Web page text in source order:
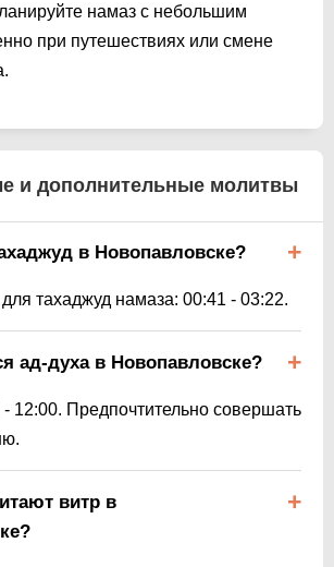
намаз с небольшим
при путешествиях или смене
и дополнительные молитвы
в Новопавловске?
тахаджуд намаза: 00:41 - 03:22.
ад-духа в Новопавловске?
- 12:00. Предпочтительно совершать
витр в